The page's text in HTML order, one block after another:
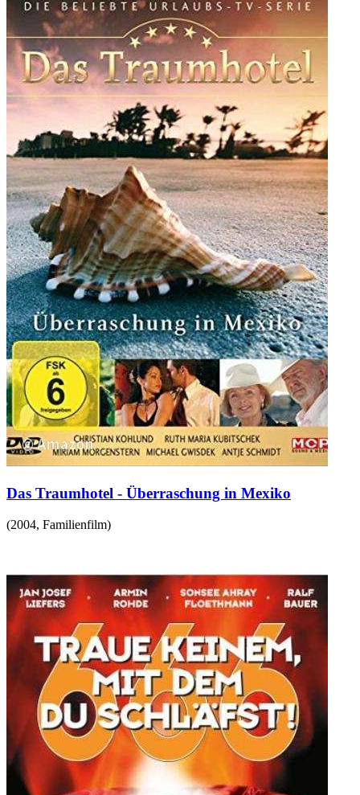
Das Traumhotel - Überraschung in Mexiko
(2004, Familienfilm)